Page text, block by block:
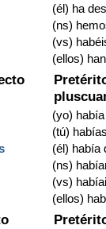
(él) ha
(ns)
(vs)
(ellos)
(yo)
(tú)
(él) había
(ns)
(vs)
(ellos)